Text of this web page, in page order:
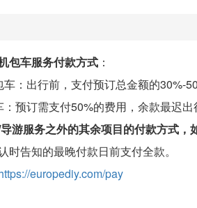
包车服务付款方式 ：
车：出行前，支付预订总金额的30%-
预订需支付50%的费用，余款最迟出
游服务之外的其余项目的付款方式，
时告知的最晚付款日前支付全款。
europediy.com/pay